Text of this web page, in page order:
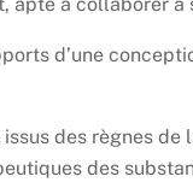
d’une
issus des règnes de
des